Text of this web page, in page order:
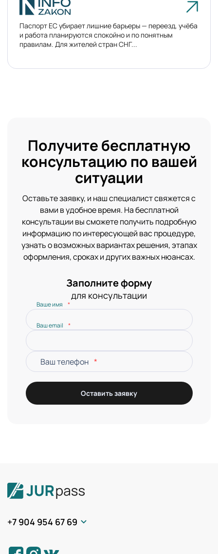
Паспорт ЕС убирает лишние барьеры — переезд, учёба
и работа планируются спокойно и по понятным
правилам. Для жителей стран СНГ...
Получите бесплатную
консультацию по вашей
ситуации
Оставьте заявку, и наш специалист свяжется с
вами в удобное время. На бесплатной
консультации вы сможете получить подробную
информацию по интересующей вас процедуре,
узнать о возможных вариантах решения, этапах
оформления, сроках и других важных нюансах.
Заполните форму
для консультации
Ваше имя *
Ваш email *
Ваш телефон *
Оставить заявку
+7 904 954 67 69